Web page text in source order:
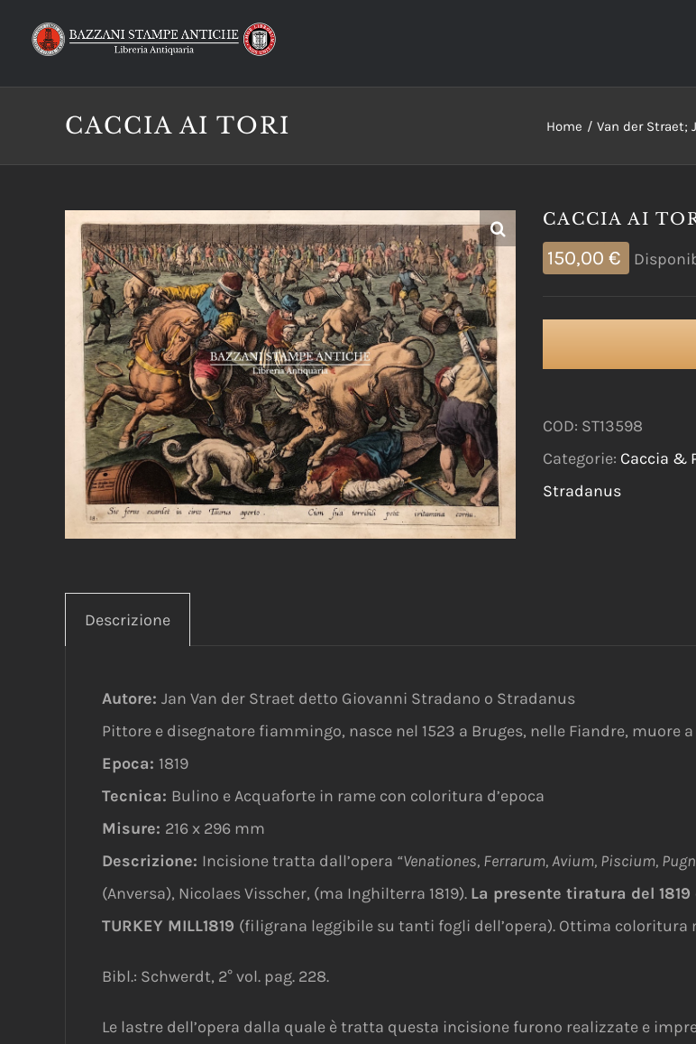
CACCIA AI TORI Home Van der Straet;
CACCIA AI
150,00 €
COD: ST13598
Categorie: Caccia &
Stradanus
Descrizione
Autore: Jan Van der Straet detto Giovanni Stradano o Stradanus
Pittore e disegnatore fiammingo, nasce nel 1523 a Bruges, nelle Fiandre, muore a
Epoca: 1819
Tecnica: Bulino e Acquaforte in rame con coloritura d’epoca
Misure: 216 x 296 mm
Descrizione: Incisione tratta dall’opera “Venationes, Ferrarum, Avium, Piscium,
(Anversa), Nicolaes Visscher, (ma Inghilterra 1819). La presente tiratura del
TURKEY MILL1819 (filigrana leggibile su tanti fogli dell’opera). Ottima coloritura
Bibl.: Schwerdt, 2° vol. pag. 228.
Le lastre dell’opera dalla quale è tratta questa incisione furono realizzate e